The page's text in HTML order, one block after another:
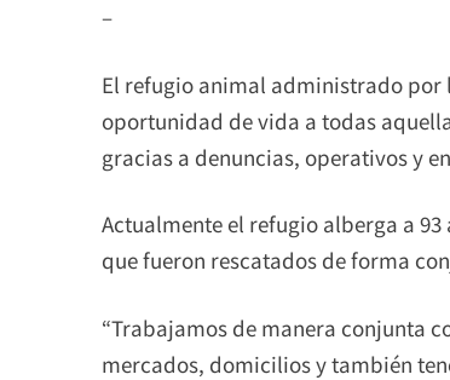
–
El refugio animal administrado por
oportunidad de vida a todas
gracias a denuncias, operativos y
Actualmente el refugio alberga a
que fueron rescatados de forma
“Trabajamos de manera conjunta
mercados, domicilios y también